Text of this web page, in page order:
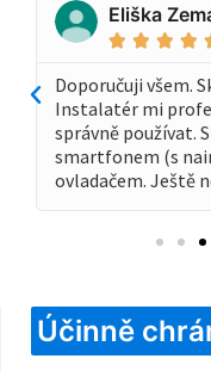
Eliška
   
Doporučuji všem.
Instalatér mi
správně používat.
smartfonem (s
ovladačem. Ještě
Účinně